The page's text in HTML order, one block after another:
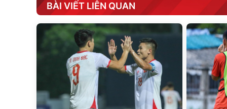
BÀI VIẾT LIÊN QUAN